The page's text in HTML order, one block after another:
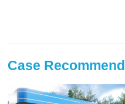
Case Recommend